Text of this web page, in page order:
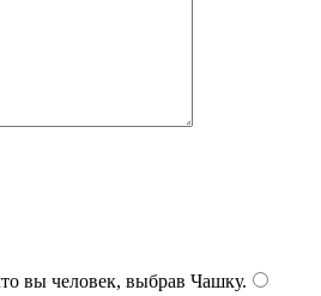
вы человек, выбрав Чашку.